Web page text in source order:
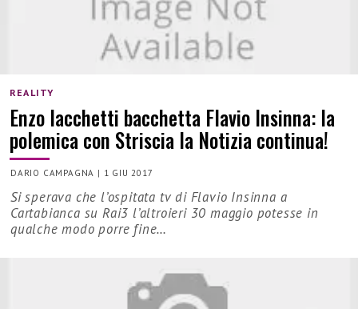
REALITY
Enzo Iacchetti bacchetta Flavio Insinna: la
polemica con Striscia la Notizia continua!
DARIO CAMPAGNA | 1 GIU 2017
Si sperava che l’ospitata tv di Flavio Insinna a
Cartabianca su Rai3 l’altroieri 30 maggio potesse in
qualche modo porre fine…